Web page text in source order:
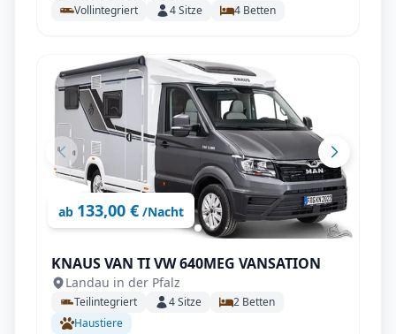
Vollintegriert 4Sitze 4 Betten
ab 133,00 € /Nacht
KNAUS VAN TI VW 640MEG VANSATION
Landau in der Pfalz
Teilintegriert 4Sitze 2 Betten
Haustiere